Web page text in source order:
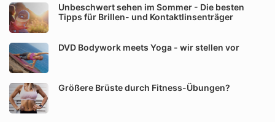
Unbeschwert sehen im Sommer - Die besten
Tipps für Brillen- und Kontaktlinsenträger
DVD Bodywork meets Yoga - wir stellen vor
Größere Brüste durch Fitness-Übungen?